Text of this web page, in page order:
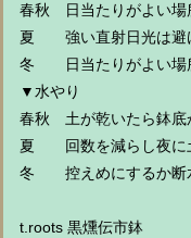
春秋 日当たりがよい場
夏 強い直射日光は避
冬 日当たりがよい場
▼水やり
春秋 土が乾いたら鉢底
夏 回数を減らし夜に
冬 控えめにするか断
t.roots 黒燻伝市鉢